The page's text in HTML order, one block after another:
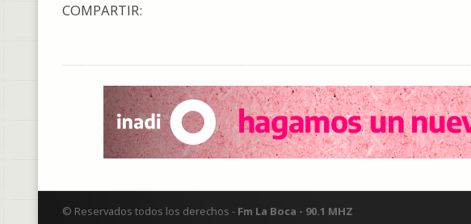
COMPARTIR:
© Reservados todos los derechos - Fm La Boca - 90.1 MHZ